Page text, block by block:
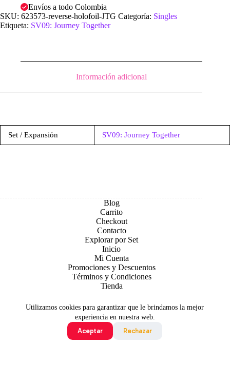
Utilizamos cookies para garantizar que le brindamos la mejor
experiencia en nuestra web.
Aceptar
Rechazar
Envíos a todo Colombia
SKU: 623573-reverse-holofoil-JTG Categoría: Singles
Etiqueta: SV09: Journey Together
Información adicional
Set / Expansión SV09: Journey Together
Blog
Carrito
Checkout
Contacto
Explorar por Set
Inicio
Mi Cuenta
Promociones y Descuentos
Términos y Condiciones
Tienda
Todo contenido original es sujeto de Copyright © 2026 TCG